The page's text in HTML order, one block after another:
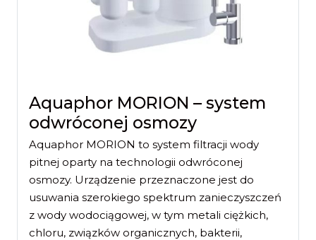
Aquaphor MORION – system
odwróconej osmozy
Aquaphor MORION to system filtracji wody
pitnej oparty na technologii odwróconej
osmozy. Urządzenie przeznaczone jest do
usuwania szerokiego spektrum zanieczyszczeń
z wody wodociągowej, w tym metali ciężkich,
chloru, związków organicznych, bakterii,